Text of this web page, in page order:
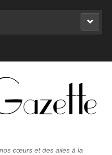
cœurs et des ailes à la